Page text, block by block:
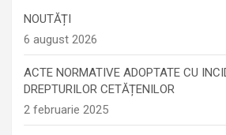
NOUTĂȚI
6 august 2026
ACTE NORMATIVE ADOPTATE CU
DREPTURILOR CETĂȚENILOR
2 februarie 2025